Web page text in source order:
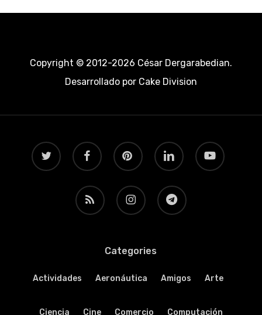
Copyright © 2012-2026 César Dergarabedian.
Desarrollado porCake Division
twitter facebook pinterest linkedin youtube
RSS instagram telegram
Categories
Actividades Aeronáutica Amigos Arte
Ciencia Cine Comercio Computación